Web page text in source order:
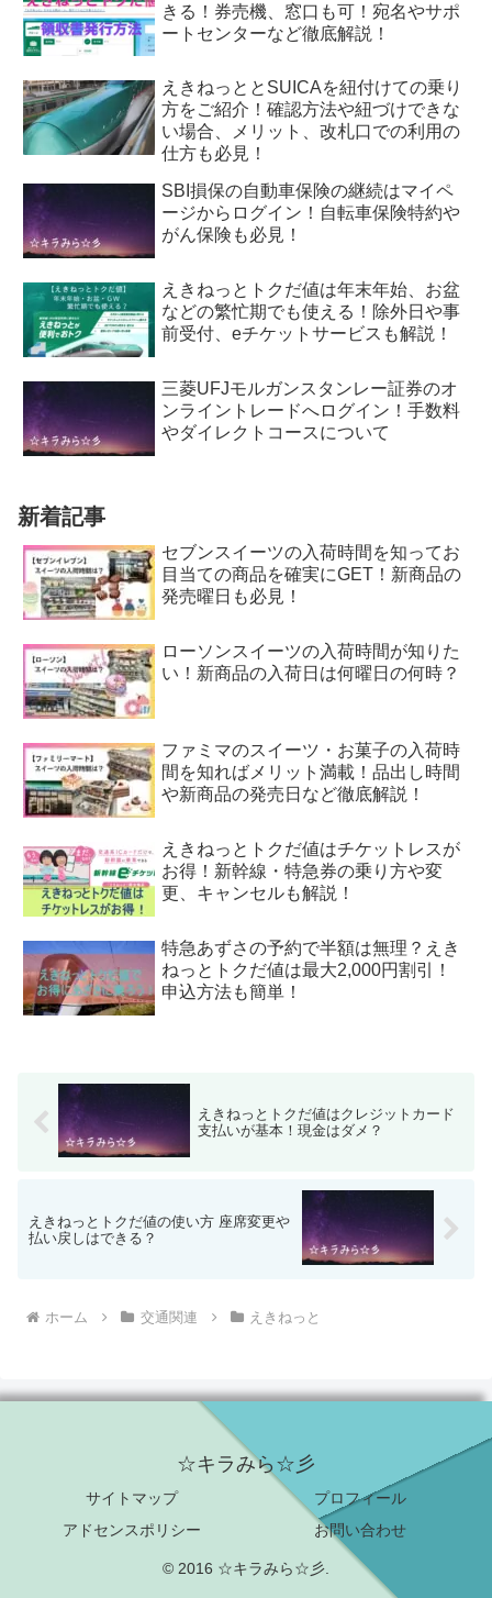
きる！券売機、窓口も可！宛名やサポ
ートセンターなど徹底解説！
えきねっととSUICAを紐付けての乗り
方をご紹介！確認方法や紐づけできな
い場合、メリット、改札口での利用の
仕方も必見！
SBI損保の自動車保険の継続はマイペ
ージからログイン！自転車保険特約や
がん保険も必見！
えきねっとトクだ値は年末年始、お盆
などの繁忙期でも使える！除外日や事
前受付、eチケットサービスも解説！
三菱UFJモルガンスタンレー証券のオ
ンライントレードへログイン！手数料
やダイレクトコースについて
新着記事
セブンスイーツの入荷時間を知ってお
目当ての商品を確実にGET！新商品の
発売曜日も必見！
ローソンスイーツの入荷時間が知りた
い！新商品の入荷日は何曜日の何時？
ファミマのスイーツ・お菓子の入荷時
間を知ればメリット満載！品出し時間
や新商品の発売日など徹底解説！
えきねっとトクだ値はチケットレスが
お得！新幹線・特急券の乗り方や変
更、キャンセルも解説！
特急あずさの予約で半額は無理？えき
ねっとトクだ値は最大2,000円割引！
申込方法も簡単！
えきねっとトクだ値はクレジットカード
支払いが基本！現金はダメ？
えきねっとトクだ値の使い方 座席変更や
払い戻しはできる？
ホーム 交通関連 えきねっと
☆キラみら☆彡
サイトマップ
プロフィール
アドセンスポリシー
お問い合わせ
© 2016 ☆キラみら☆彡.